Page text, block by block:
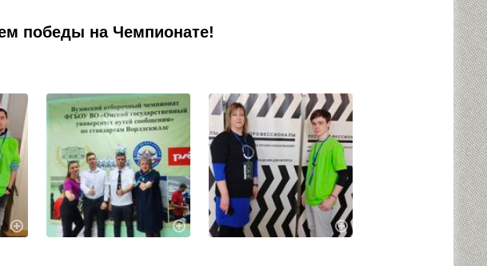
победы на Чемпионате!